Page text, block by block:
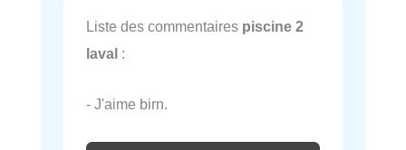
Liste des commentaires piscine 2
laval :
- J'aime birn.